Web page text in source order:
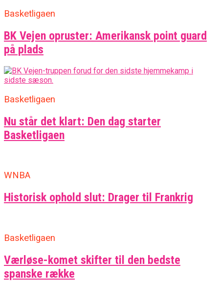
Basketligaen
BK Vejen opruster: Amerikansk point guard
på plads
Basketligaen
Nu står det klart: Den dag starter
Basketligaen
WNBA
Historisk ophold slut: Drager til Frankrig
Basketligaen
Værløse-komet skifter til den bedste
spanske række